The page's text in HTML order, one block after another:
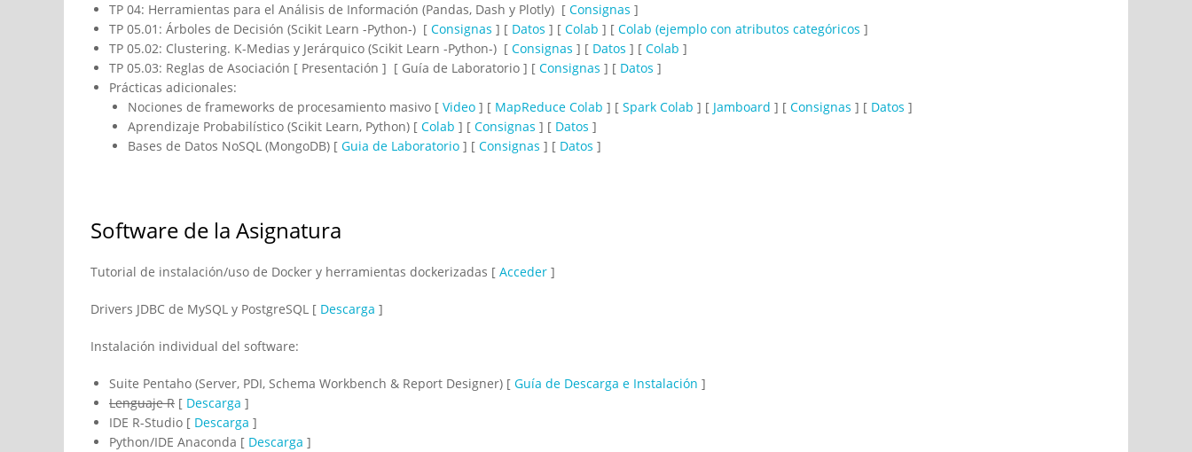
TP 04: Herramientas para el Análisis de Información (Pandas, Dash y Plotly) [ Consignas ]
TP 05.01: Árboles de Decisión (Scikit Learn -Python-) [ Consignas ] [ Datos ] [ Colab ] [ Colab (ejemplo con atributos categóricos ]
TP 05.02: Clustering. K-Medias y Jerárquico (Scikit Learn -Python-) [ Consignas ] [ Datos ] [ Colab ]
TP 05.03: Reglas de Asociación [ Presentación ] [ Guía de Laboratorio ] [ Consignas ] [ Datos ]
Prácticas adicionales:
Nociones de frameworks de procesamiento masivo [ Video ] [ MapReduce Colab ] [ Spark Colab ] [ Jamboard ] [ Consignas ] [ Datos ]
Aprendizaje Probabilístico (Scikit Learn, Python) [ Colab ] [ Consignas ] [ Datos ]
Bases de Datos NoSQL (MongoDB) [ Guia de Laboratorio ] [ Consignas ] [ Datos ]
Software de la Asignatura
Tutorial de instalación/uso de Docker y herramientas dockerizadas [ Acceder ]
Drivers JDBC de MySQL y PostgreSQL [ Descarga ]
Instalación individual del software:
Suite Pentaho (Server, PDI, Schema Workbench & Report Designer) [ Guía de Descarga e Instalación ]
Lenguaje R [ Descarga ]
IDE R-Studio [ Descarga ]
Python/IDE Anaconda [ Descarga ]